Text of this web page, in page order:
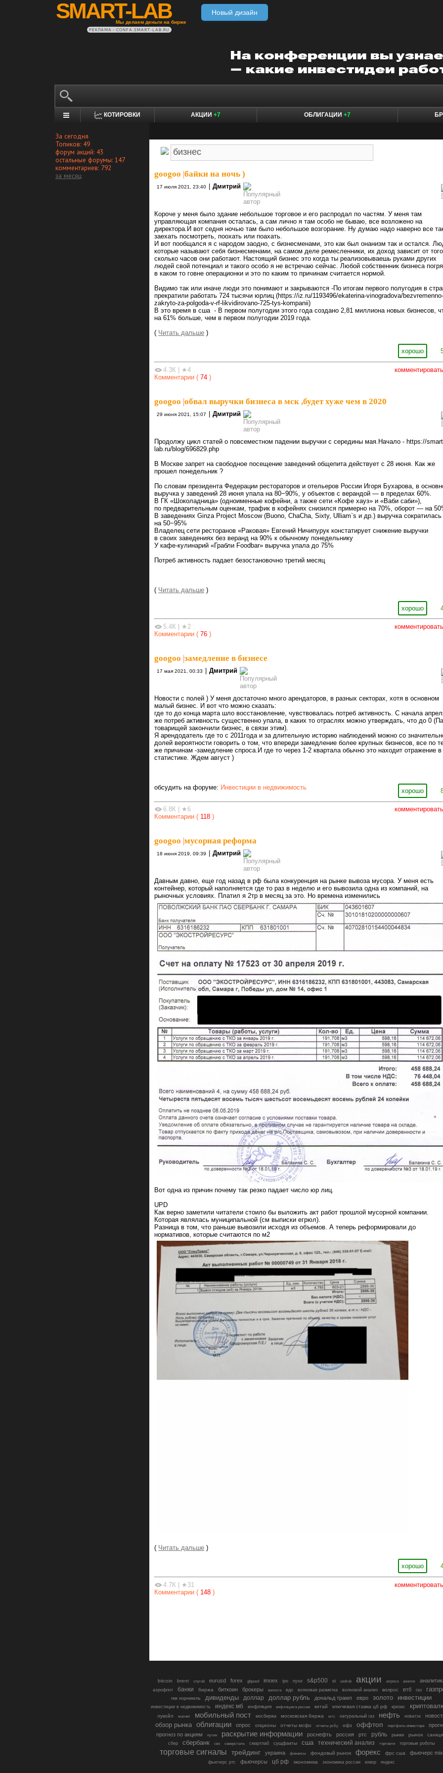
SMART-LAB
Мы делаем деньги на бирже
Новый дизайн
РЕКЛАМА • CONFA.SMART-LAB.RU
КОТИРОВКИ АКЦИИ +7 ОБЛИГАЦИИ +7
За сегодня
Топиков: 49
форум акций: 43
остальные форумы: 147
комментариев: 792
за месяц
googoo байки на ночь )
17 июля 2021, 23:40 Дмитрий
Короче у меня было здание небольшое торговое и его распродал по частям. У меня там
управляющая компания осталась, а сам лично я там особо не бываю, все возложено на
директора.И вот седня ночью там было небольшое возгорание. Ну думаю надо наверно все
заехать посмотреть, поохать или поахать.
И вот пообщался я с народом заодно, с бизнесменами, это как был онанизм так и остался.
которые называют себя бизнесменами, на самом деле ремесленники, их доход зависит от того
сколько часов они работают. Настоящий бизнес это когда ты реализовываешь руками других
людей свой потенциал и такого особо я не встречаю сейчас. Любой собственник бизнеса
в каком то говне операционки и это по каким то причинам считается нормой.
Видимо так или иначе люди это понимают и закрываются -По итогам первого полугодия в
прекратили работать 724 тысячи юрлиц (https://iz.ru/1193496/ekaterina-vinogradova/bezvremenno-
zakryto-za-polgoda-v-rf-likvidirovano-725-tys-kompanii)
В это время в сша - В первом полугодии этого года создано 2,81 миллиона новых бизнесов,
на 61% больше, чем в первом полугодии 2019 года.
( Читать дальше )
хорошо
комментировать
4.3К | ★4
Комментарии ( 74 )
googoo |обвал выручки бизнеса в мск ,будет хуже чем в 2020
29 июня 2021, 15:07 | Дмитрий
Продолжу цикл статей о повсеместном падении выручки с середины мая.Начало - https://
lab.ru/blog/696829.php
В Москве запрет на свободное посещение заведений общепита действует с 28 июня. Как же
прошел понедельник ?
По словам президента Федерации рестораторов и отельеров России Игоря Бухарова, в
выручка у заведений 28 июня упала на 80−90%, у объектов с верандой — в пределах 60%.
В ГК «Шоколадница» (одноименные кофейни, а также сети «Кофе хауз» и «Ваби саби»),
по предварительным оценкам, трафик в кофейнях снизился примерно на 70%, оборот — на
В заведениях Ginza Project Moscow (Buono, ChaCha, Sixty, Ulliam`s и др.) выручка сократилась
на 50−95%
Владелец сети ресторанов «Раковая» Евгений Ничипурук констатирует снижение выручки
в своих заведениях без веранд на 90% к обычному понедельнику
У кафе-кулинарий «Грабли Foodbar» выручка упала до 75%
Потреб активность падает безостановочно третий месяц
( Читать дальше )
хорошо
комментировать
5.4К
★2
Комментарии ( 76 )
googoo |замедление в бизнесе
17 мая 2021, 00:33 Дмитрий
Новости с полей ) У меня достаточно много арендаторов, в разных секторах, хотя в основном
малый бизнес. И вот что можно сказать:
где то до конца марта шло восстановление, чувствовалась потреб активность. С начала
же потреб активность существенно упала, в каких то отраслях можно утверждать, что до 0
товарищей закончили бизнес, в связи этим).
Я арендодатель где то с 2011года и за длительную историю наблюдений можно со
долей вероятности говорить о том, что впереди замедление более крупных бизнесов, все по
же причинам -замедление спроса.И где то через 1-2 квартала обычно это находит отражение в
статистике. Ждем август )
хорошо
обсудить на форуме: Инвестиции в недвижимость
комментировать
6.8К
★6
Комментарии ( 118 )
googoo мусорная реформа
18 июня 2019, 09:39 Дмитрий
Давным давно, еще год назад в рф была конкуренция на рынке вывоза мусора. У меня есть
контейнер, который наполняется где то раз в неделю и его вывозила одна из компаний, на
рыночных условиях. Платил я 2тр в месяц за это. Но времена изменились
Вот одна из причин почему так резко падает число юр лиц.
UPD
Как верно заметили читатели стоило бы выложить акт работ прошлой мусорной компании.
Которая являлась муниципальной (см выписки егрюл).
Разница в том, что раньше вывозили исходя из объемов. А теперь реформировали до
нормативов, которые считаются по м2
( Читать дальше )
хорошо
комментировать
4.7К | ★31
Комментарии ( 148 )
bitcoin brent cnyrub eurusd forex gbpusd imoex ipo nyse s&p500 si usdrub акции алроса анализ
аэрофлот банки биржа биткоин брокеры валюта вдо волновая разметка волновой анализ вопрос втб газ
гмк норникель дивиденды доллар доллар рубль дональд трамп евро золото инвестиции
инвестиции в недвижимость индекс мб инфляция инфляция в россии китай ключевая ставка цб рф кризис
лукойл магнит мобильный пост мосбиржа московская биржа мтс натуральный газ нефть новатэк
обзор рынка облигации опрос опционы отчеты мсфо отчеты рсбу офз оффтоп портфель инвестора
прогноз по акциям
путин раскрытие информации роснефть россия ртс рубль рынки рынок
сбер сбербанк сво северсталь смартлаб сущфакты сша технический анализ торговля торговые роботы
торговые сигналы трейдинг украина финансы фондовый рынок форекс фрс сша фьючерс mix
фьючерс ртс фьючерсы цб рф экономика экономика россии юмор яндекс